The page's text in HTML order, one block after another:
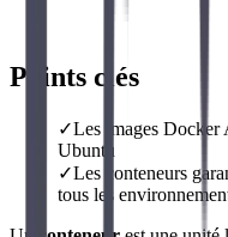
Points clés
✓Les images
Ubuntu
✓Les conteneurs
tous les